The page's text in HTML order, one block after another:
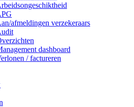
afmeldingen verzekeraars
dashboard
/ factureren